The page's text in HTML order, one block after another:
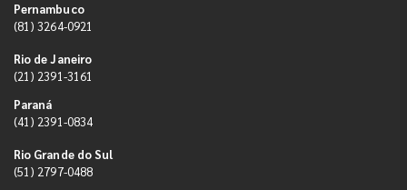
Pernambuco
(81) 3264-0921
Rio de Janeiro
(21) 2391-3161
Paraná
(41) 2391-0834
Rio Grande do Sul
(51) 2797-0488